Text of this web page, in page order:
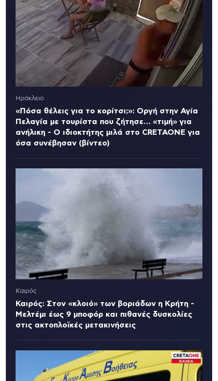
Ηράκλειο
«Πόσα θέλεις για το κορίτσι;»: Οργή στην Αγία
Πελαγία με τουρίστα που ζήτησε… «τιμή» για
ανήλικη - Ο ιδιοκτήτης μιλά στο CRETAONE για
όσα συνέβησαν (βίντεο)
Καιρός
Καιρός: Στον «κλοιό» των βοριάδων η Κρήτη -
Μελτέμι έως 9 μποφόρ και πιθανές δυσκολίες
στις ακτοπλοϊκές μετακινήσεις